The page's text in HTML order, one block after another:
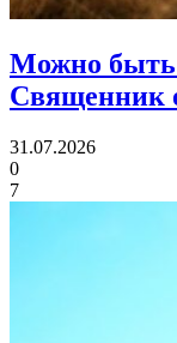
Можно быть
Священник
31.07.2026
0
7